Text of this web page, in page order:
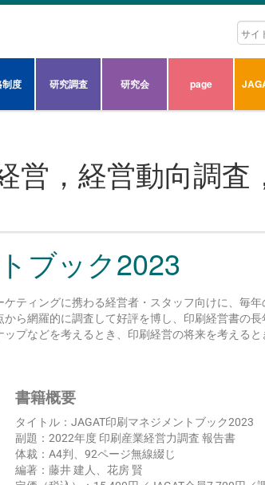
度 研究調査 研究会 page
営，経営動向調査
ブック2023
ティングに携わる経営者・スタッフ向けに、毎年
ら網羅的に調査して好評を博し、印刷経営書の
プなどを考えるとき、印刷経営の将来を考えると
書籍概要
タイトル：JAGAT印刷マネジメントブック2023
副題：2022年度 印刷産業経営力調査 報告書
体裁：A4判、92ページ無線綴じ
編著：藤井 建人、花房 賢